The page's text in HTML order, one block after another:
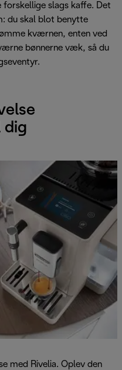
slags kaffe. Det
du skal blot benytte
kværnen, enten ved
bønnerne væk, så du
dig
med Rivelia. Oplev den